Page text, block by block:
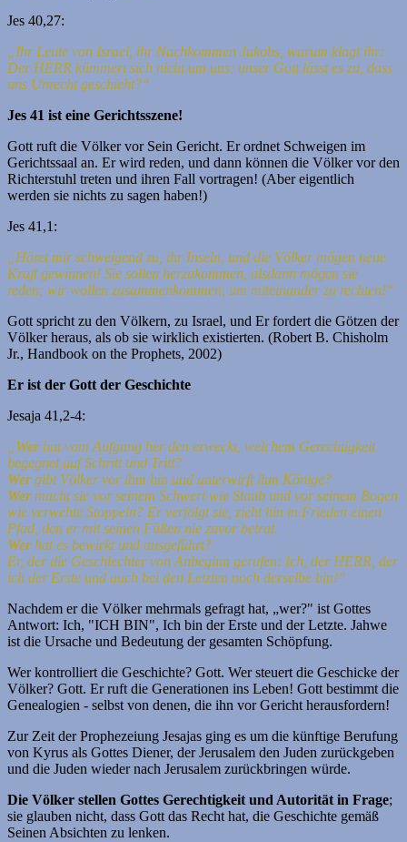
Jes 40,27:
„Ihr Leute von Israel, ihr Nachkommen Jakobs, warum klagt ihr:
Der HERR kümmert sich nicht um uns; unser Gott lässt es zu, dass
uns Unrecht geschieht?“
Jes 41 ist eine Gerichtsszene!
Gott ruft die Völker vor Sein Gericht. Er ordnet Schweigen im
Gerichtssaal an. Er wird reden, und dann können die Völker vor den
Richterstuhl treten und ihren Fall vortragen! (Aber eigentlich
werden sie nichts zu sagen haben!)
Jes 41,1:
„Höret mir schweigend zu, ihr Inseln, und die Völker mögen neue
Kraft gewinnen! Sie sollen herzukommen, alsdann mögen sie
reden; wir wollen zusammenkommen, um miteinander zu rechten!“
Gott spricht zu den Völkern, zu Israel, und Er fordert die Götzen der
Völker heraus, als ob sie wirklich existierten. (Robert B. Chisholm
Jr., Handbook on the Prophets, 2002)
Er ist der Gott der Geschichte
Jesaja 41,2-4:
„Werhat vom Aufgang her den erweckt, welchem Gerechtigkeit
begegnet auf Schritt und Tritt?
Wergibt Völker vor ihm hin und unterwirft ihm Könige?
Wermacht sie vor seinem Schwert wie Staub und vor seinem Bogen
wie verwehte Stoppeln? Er verfolgt sie, zieht hin in Frieden einen
Pfad, den er mit seinen Füßen nie zuvor betrat.
Werhat es bewirkt und ausgeführt?
Er, der die Geschlechter von Anbeginn gerufen: Ich, der HERR, der
ich der Erste und auch bei den Letzten noch derselbe bin!“
Nachdem er die Völker mehrmals gefragt hat, „wer?" ist Gottes
Antwort: Ich, "ICH BIN", Ich bin der Erste und der Letzte. Jahwe
ist die Ursache und Bedeutung der gesamten Schöpfung.
Wer kontrolliert die Geschichte? Gott. Wer steuert die Geschicke der
Völker? Gott. Er ruft die Generationen ins Leben! Gott bestimmt die
Genealogien - selbst von denen, die ihn vor Gericht herausfordern!
Zur Zeit der Prophezeiung Jesajas ging es um die künftige Berufung
von Kyrus als Gottes Diener, der Jerusalem den Juden zurückgeben
und die Juden wieder nach Jerusalem zurückbringen würde.
Die Völker stellen Gottes Gerechtigkeit und Autorität in Frage;
sie glauben nicht, dass Gott das Recht hat, die Geschichte gemäß
Seinen Absichten zu lenken.